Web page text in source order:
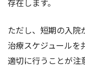
存在します。
ただし、短期の入院
治療スケジュールを
適切に行うことが注